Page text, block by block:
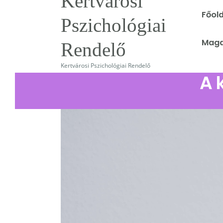
Pszichológiai
Rendelő
Kertvárosi Pszichológiai Rendelő
A